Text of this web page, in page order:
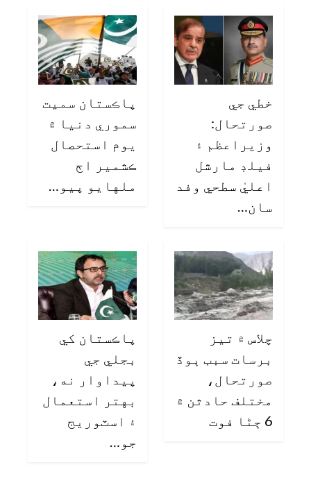
خطي جي
صورتحال:
وزيراعظم ۽
فيلڊ مارشل
اعليٰ سطحي وفد
سان…
پاڪستان سميت
سموري دنيا ۾
يوم استحصال
ڪشمير اڄ
ملهايو پيو…
چلاس ۾ تيز
برسات سبب ٻوڏ
صورتحال،
مختلف حادثن ۾
6 ڄڻا فوت
پاڪستان کي
بجلي جي
پيداوار نه،
بهتر استعمال
۽ اسٽوريج
جو…